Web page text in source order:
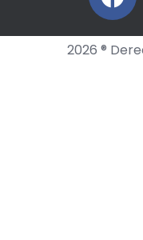
2026 ®